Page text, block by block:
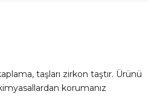
taşları zirkon taştır. Ürünü
korumanız